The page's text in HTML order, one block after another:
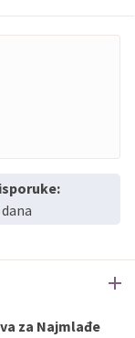
za Najmlađe